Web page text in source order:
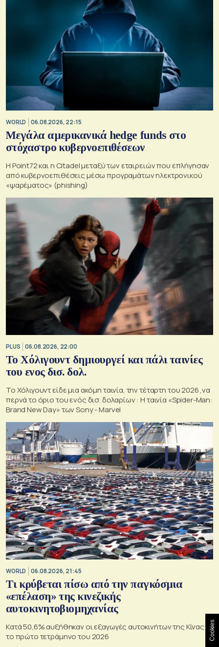
WORLD 06.08.2026, 22:15
Μεγάλα αμερικανικά hedge funds στο
στόχαστρο κυβερνοεπιθέσεων
Η Point72 και η Citadel μεταξύ των εταιρειών που επλήγησαν
από κυβερνοεπιθέσεις μέσω προγραμάτων ηλεκτρονικού
«ψαρέματος» (phishing)
PLUS 06.08.2026, 22:00
Το Χόλιγουντ δημιουργεί και πάλι ταινίες
του ενος δισ. δολ.
Το Χόλιγουντ είδε μια ακόμη ταινία, την τέταρτη του 2026 ,να
περνά το όριο του ενός δισ. δολαρίων : H ταινία «Spider-Man:
Brand New Day» των Sony - Marvel
WORLD 06.08.2026, 21:45
Τι κρύβεται πίσω από την παγκόσμια
«επέλαση» της κινεζικής
αυτοκινητοβιομηχανίας
Κατά 50,6% αυξήθηκαν οι εξαγωγές αυτοκινήτων της Κίνας
το πρώτο τετράμηνο του 2026
Cookies